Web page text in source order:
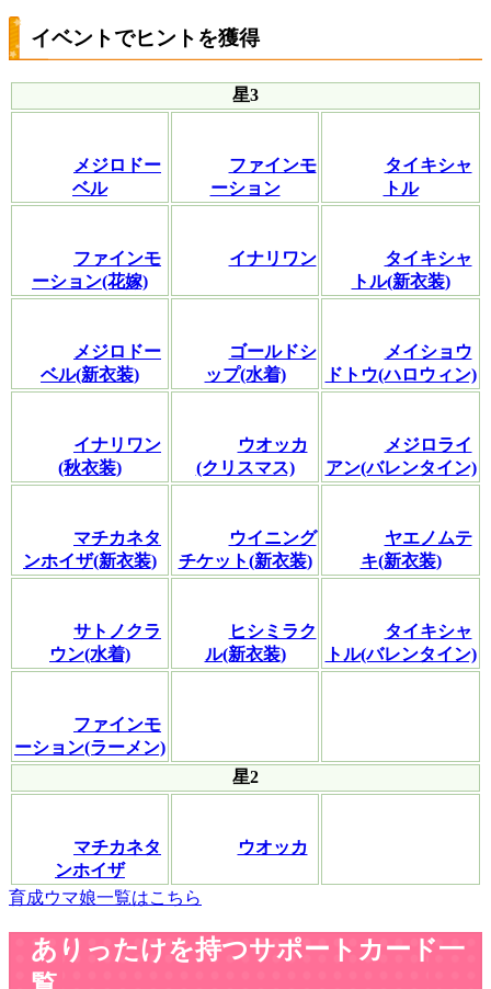
イベントでヒントを獲得
星3
メジロドー
ベル
ファインモ
ーション
タイキシャ
トル
ファインモ
ーション(花嫁)
イナリワン
タイキシャ
トル(新衣装)
メジロドー
ベル(新衣装)
ゴールドシ
ップ(水着)
メイショウ
ドトウ(ハロウィン)
イナリワン
(秋衣装)
ウオッカ
(クリスマス)
メジロライ
アン(バレンタイン)
マチカネタ
ンホイザ(新衣装)
ウイニング
チケット(新衣装)
ヤエノムテ
キ(新衣装)
サトノクラ
ウン(水着)
ヒシミラク
ル(新衣装)
タイキシャ
トル(バレンタイン)
ファインモ
ーション(ラーメン)
星2
マチカネタ
ンホイザ
ウオッカ
育成ウマ娘一覧はこちら
ありったけを持つサポートカード一